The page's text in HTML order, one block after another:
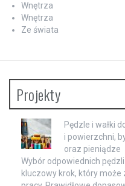
Wnętrza
Wnętrza
Ze świata
Projekty
Pędzle i wałki
i powierzchni,
oraz pieniądze
Wybór odpowiednich
kluczowy krok, który